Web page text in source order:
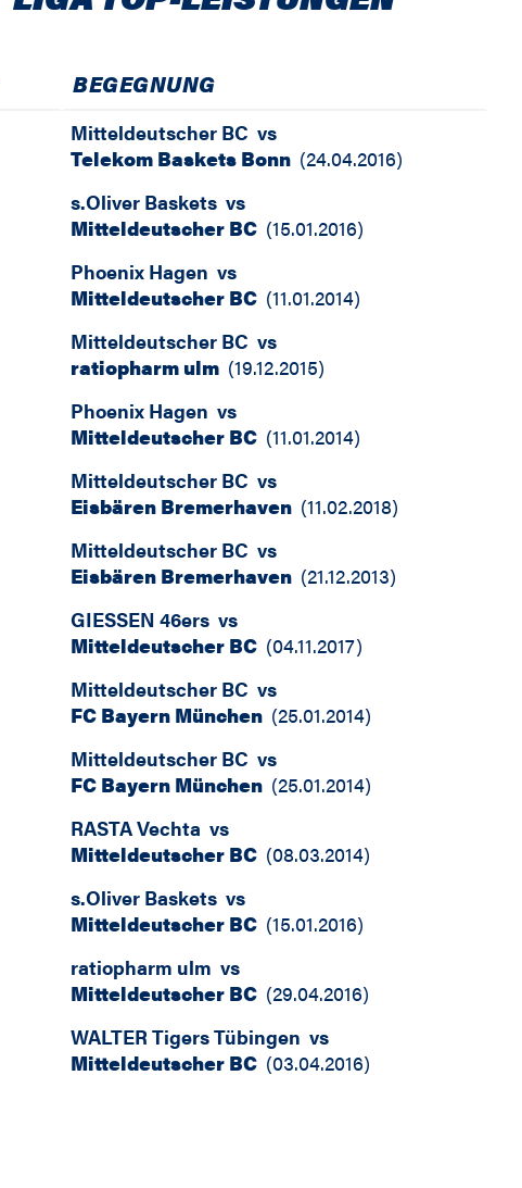
BEGEGNUNG
Mitteldeutscher BC vs
Telekom Baskets Bonn (24.04.2016)
s.Oliver Baskets vs
Mitteldeutscher BC (15.01.2016)
Phoenix Hagen vs
Mitteldeutscher BC (11.01.2014)
Mitteldeutscher BC vs
ratiopharm ulm (19.12.2015)
Phoenix Hagen vs
Mitteldeutscher BC (11.01.2014)
Mitteldeutscher BC vs
Eisbären Bremerhaven (11.02.2018)
Mitteldeutscher BC vs
Eisbären Bremerhaven (21.12.2013)
GIESSEN 46ers vs
Mitteldeutscher BC (04.11.2017)
Mitteldeutscher BC vs
FC Bayern München (25.01.2014)
Mitteldeutscher BC vs
FC Bayern München (25.01.2014)
RASTA Vechta vs
Mitteldeutscher BC (08.03.2014)
s.Oliver Baskets vs
Mitteldeutscher BC (15.01.2016)
ratiopharm ulm vs
Mitteldeutscher BC (29.04.2016)
WALTER Tigers Tübingen vs
Mitteldeutscher BC (03.04.2016)